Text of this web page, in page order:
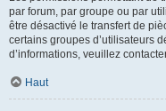
par forum, par groupe ou par
être désactivé le transfert de
certains groupes d’utilisateurs
d’informations, veuillez
Haut